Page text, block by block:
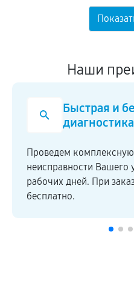
Наши
Быстрая и
диагностика
Проведем
неисправности Вашего
рабочих дней. При
бесплатно.